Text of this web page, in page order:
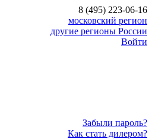
8 (495) 223-06-16
московский регион
другие регионы России
Войти
Забыли пароль?
Как стать дилером?